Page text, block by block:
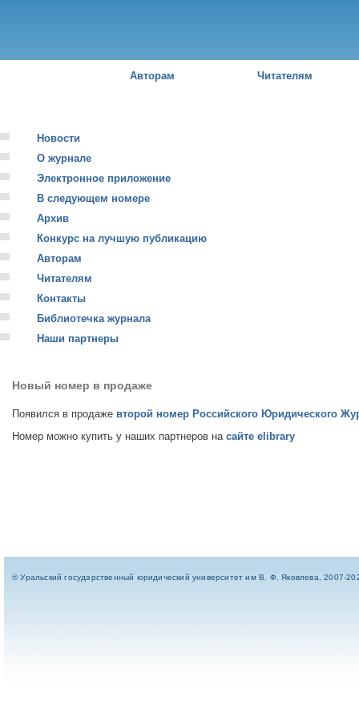
Авторам Читателям
Новости
О журнале
Электронное приложение
В следующем номере
Архив
Конкурс на лучшую публикацию
Авторам
Читателям
Контакты
Библиотечка журнала
Наши партнеры
Новый номер в продаже
Появился в продаже второй номер Российского Юридического
Номер можно купить у наших партнеров на сайте elibrary
© Уральский государственный юридический университет им В. Ф. Яковлева, 2007-